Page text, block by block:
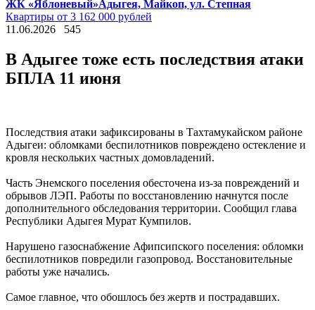
ЖК «Яблоневый»Адыгея, Майкоп, ул. Степная
Квартиры от 3 162 000 рублей
11.06.2026
545
В Адыгее тоже есть последствия атаки
БПЛА 11 июня
Последствия атаки зафиксированы в Тахтамукайском районе
Адыгеи: обломками беспилотников повреждено остекление и
кровля нескольких частных домовладений.
Часть Энемского поселения обесточена из-за повреждений и
обрывов ЛЭП. Работы по восстановлению начнутся после
дополнительного обследования территории. Сообщил глава
Республики Адыгея Мурат Кумпилов.
Нарушено газоснабжение Афипсипского поселения: обломки
беспилотников повредили газопровод. Восстановительные
работы уже начались.
Самое главное, что обошлось без жертв и пострадавших.